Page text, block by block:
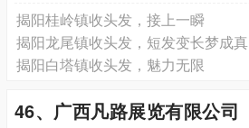
揭阳桂岭镇收头发，接上一瞬
揭阳龙尾镇收头发，短发变长梦成真
揭阳白塔镇收头发，魅力无限
46、广西凡路展览有限公司